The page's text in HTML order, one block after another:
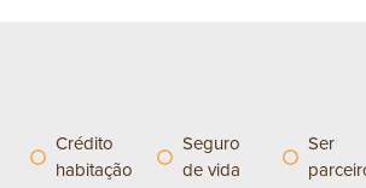
Crédito
habitação
Seguro
de vida
Ser